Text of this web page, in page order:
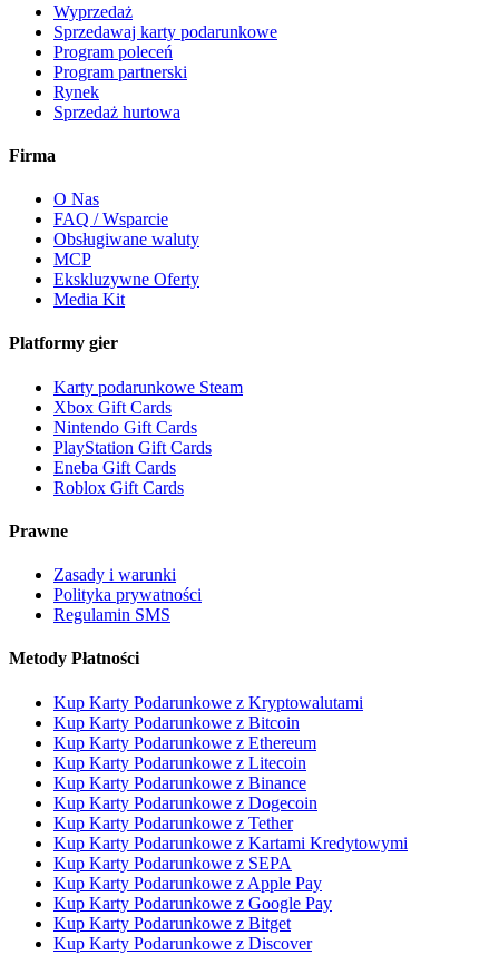
Wyprzedaż
Sprzedawaj karty podarunkowe
Program poleceń
Program partnerski
Rynek
Sprzedaż hurtowa
Firma
O Nas
FAQ / Wsparcie
Obsługiwane waluty
MCP
Ekskluzywne Oferty
Media Kit
Platformy gier
Karty podarunkowe Steam
Xbox Gift Cards
Nintendo Gift Cards
PlayStation Gift Cards
Eneba Gift Cards
Roblox Gift Cards
Prawne
Zasady i warunki
Polityka prywatności
Regulamin SMS
Metody Płatności
Kup Karty Podarunkowe z Kryptowalutami
Kup Karty Podarunkowe z Bitcoin
Kup Karty Podarunkowe z Ethereum
Kup Karty Podarunkowe z Litecoin
Kup Karty Podarunkowe z Binance
Kup Karty Podarunkowe z Dogecoin
Kup Karty Podarunkowe z Tether
Kup Karty Podarunkowe z Kartami Kredytowymi
Kup Karty Podarunkowe z SEPA
Kup Karty Podarunkowe z Apple Pay
Kup Karty Podarunkowe z Google Pay
Kup Karty Podarunkowe z Bitget
Kup Karty Podarunkowe z Discover